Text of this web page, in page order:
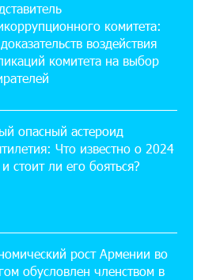
вклад «Стабильный» — до
и оформление в мобильном
на Seaside Startup
Khachaturian Rooftop
IDBank
свой шанс уйти
комитета:
воздействия
комитета на выбор
опасный астероид
Что известно о 2024
стоит ли его бояться?
рост Армении во
обусловлен членством в